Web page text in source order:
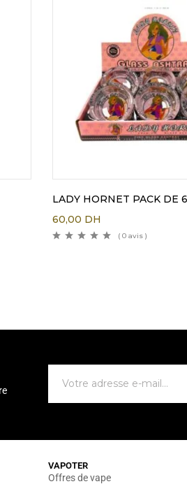
LADY HORNET PACK DE
60,00 DH
( 0 avis )
VAPOTER
Offres de vape